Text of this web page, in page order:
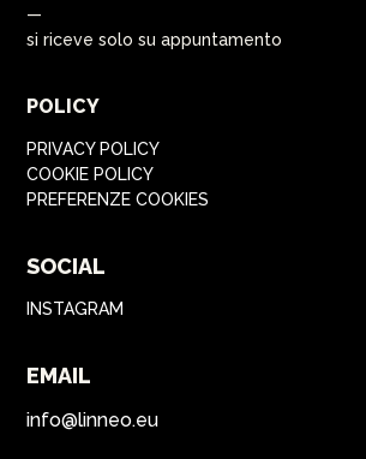
—
si riceve solo su appuntamento
POLICY
PRIVACY POLICY
COOKIE POLICY
PREFERENZE COOKIES
SOCIAL
INSTAGRAM
EMAIL
info@linneo.eu